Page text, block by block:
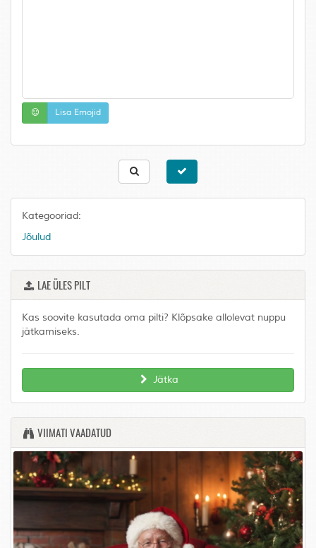
Lisa Emojid
Kategooriad:
Jõulud
LAE ÜLES PILT
Kas soovite kasutada oma pilti? Klõpsake allolevat nuppu
jätkamiseks.
Jätka
VIIMATI VAADATUD